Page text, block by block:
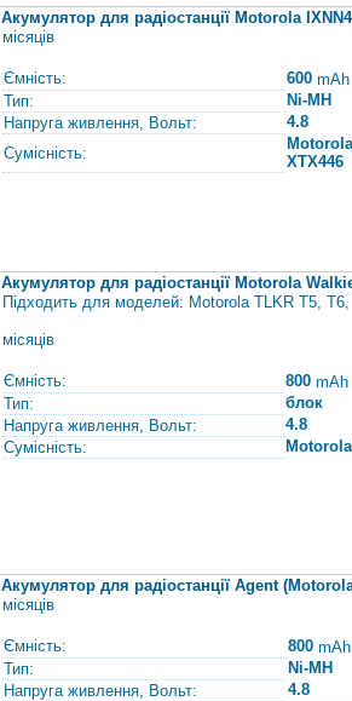
Акумулятор для радіостанції Motorola
місяців
Ємність: 600 mAh
Тип:
Ni-MH
Напруга живлення, Вольт:
4.8
Сумісність:
XTX446
Акумулятор для радіостанції Motorola
Підходить для моделей: Motorola TLKR T5,
місяців
Ємність: 800 mAh
Тип:
блок
Напруга живлення, Вольт:
4.8
Сумісність:
Акумулятор для радіостанції Agent
місяців
Ємність: 800 mAh
Тип:
Ni-MH
Напруга живлення, Вольт:
4.8